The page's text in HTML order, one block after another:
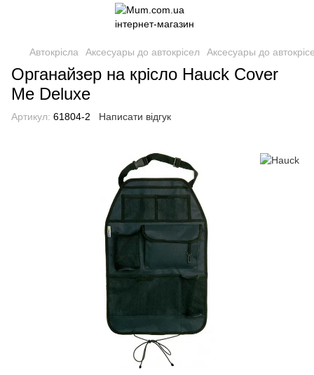
Автокрісла Аксесуары до автокрісел Аксесуары до
Органайзер на крісло Hauck Cover
Me Deluxe
Артикул: 61804-2 Написати відгук